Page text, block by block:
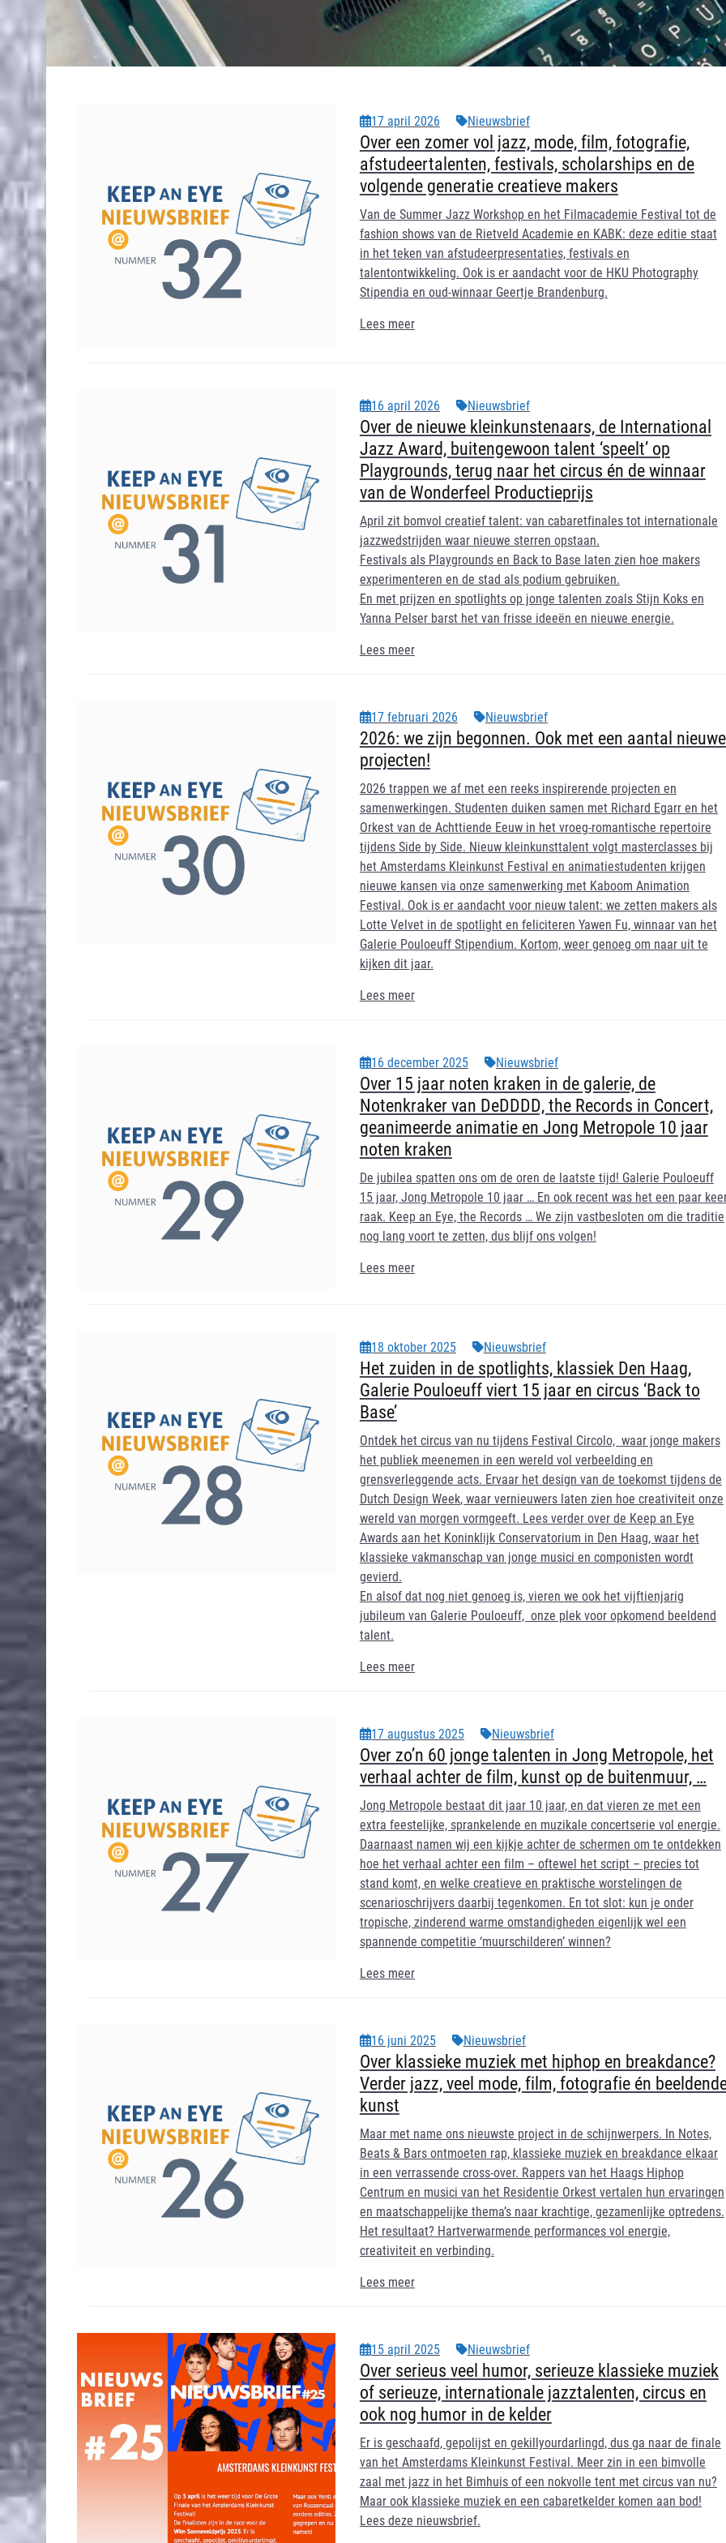
17 april 2026 Nieuwsbrief
Over een zomer vol jazz, mode, film, fotografie,
afstudeertalenten, festivals, scholarships en de
volgende generatie creatieve makers
Van de Summer Jazz Workshop en het Filmacademie Festival tot de
fashion shows van de Rietveld Academie en KABK: deze editie staat
in het teken van afstudeerpresentaties, festivals en
talentontwikkeling. Ook is er aandacht voor de HKU Photography
Stipendia en oud-winnaar Geertje Brandenburg.
Lees meer
16 april 2026 Nieuwsbrief
Over de nieuwe kleinkunstenaars, de International
Jazz Award, buitengewoon talent ‘speelt’ op
Playgrounds, terug naar het circus én de winnaar
van de Wonderfeel Productieprijs
April zit bomvol creatief talent: van cabaretfinales tot internationale
jazzwedstrijden waar nieuwe sterren opstaan.
Festivals als Playgrounds en Back to Base laten zien hoe makers
experimenteren en de stad als podium gebruiken.
En met prijzen en spotlights op jonge talenten zoals Stijn Koks en
Yanna Pelser barst het van frisse ideeën en nieuwe energie.
Lees meer
17 februari 2026 Nieuwsbrief
2026: we zijn begonnen. Ook met een aantal nieuwe
projecten!
2026 trappen we af met een reeks inspirerende projecten en
samenwerkingen. Studenten duiken samen met Richard Egarr en het
Orkest van de Achttiende Eeuw in het vroeg-romantische repertoire
tijdens Side by Side. Nieuw kleinkunsttalent volgt masterclasses bij
het Amsterdams Kleinkunst Festival en animatiestudenten krijgen
nieuwe kansen via onze samenwerking met Kaboom Animation
Festival. Ook is er aandacht voor nieuw talent: we zetten makers als
Lotte Velvet in de spotlight en feliciteren Yawen Fu, winnaar van het
Galerie Pouloeuff Stipendium. Kortom, weer genoeg om naar uit te
kijken dit jaar.
Lees meer
16 december 2025 Nieuwsbrief
Over 15 jaar noten kraken in de galerie, de
Notenkraker van DeDDDD, the Records in Concert,
geanimeerde animatie en Jong Metropole 10 jaar
noten kraken
De jubilea spatten ons om de oren de laatste tijd! Galerie Pouloeuff
15 jaar, Jong Metropole 10 jaar … En ook recent was het een paar
raak. Keep an Eye, the Records … We zijn vastbesloten om die traditie
nog lang voort te zetten, dus blijf ons volgen!
Lees meer
18 oktober 2025 Nieuwsbrief
Het zuiden in de spotlights, klassiek Den Haag,
Galerie Pouloeuff viert 15 jaar en circus ‘Back to
Base’
Ontdek het circus van nu tijdens Festival Circolo, waar jonge makers
het publiek meenemen in een wereld vol verbeelding en
grensverleggende acts. Ervaar hetdesign van de toekomsttijdens de
Dutch Design Week, waar vernieuwers laten zien hoe creativiteit onze
wereld van morgen vormgeeft. Lees verder over de Keep an Eye
Awardsaan het Koninklijk Conservatorium in Den Haag, waar het
klassieke vakmanschap van jonge musici en componisten wordt
gevierd.
En alsof dat nog niet genoeg is, vieren we ook hetvijftienjarig
jubileum van Galerie Pouloeuff, onze plek voor opkomend beeldend
talent.
Lees meer
17 augustus 2025 Nieuwsbrief
Over zo’n 60 jonge talenten in Jong Metropole, het
verhaal achter de film, kunst op de buitenmuur, …
Jong Metropole bestaat dit jaar 10 jaar, en dat vieren ze met een
extra feestelijke, sprankelende en muzikale concertserie vol energie.
Daarnaast namen wij een kijkje achter de schermen om te ontdekken
hoe het verhaal achter een film – oftewel het script – precies tot
stand komt, en welke creatieve en praktische worstelingen de
scenarioschrijvers daarbij tegenkomen. En tot slot: kun je onder
tropische, zinderend warme omstandigheden eigenlijk wel een
spannende competitie ‘muurschilderen’ winnen?
Lees meer
16 juni 2025 Nieuwsbrief
Over klassieke muziek met hiphop en breakdance?
Verder jazz, veel mode, film, fotografie én
kunst
Maar met name ons nieuwste project in de schijnwerpers. In Notes,
Beats & Bars ontmoeten rap, klassieke muziek en breakdance elkaar
in een verrassende cross-over. Rappers van het Haags Hiphop
Centrum en musici van het Residentie Orkest vertalen hun ervaringen
en maatschappelijke thema’s naar krachtige, gezamenlijke optredens.
Het resultaat? Hartverwarmende performances vol energie,
creativiteit en verbinding.
Lees meer
15 april 2025 Nieuwsbrief
Over serieus veel humor, serieuze klassieke muziek
of serieuze, internationale jazztalenten, circus en
ook nog humor in de kelder
Er is geschaafd, gepolijst en gekillyourdarlingd, dus ga naar de finale
van het Amsterdams Kleinkunst Festival. Meer zin in een bimvolle
zaal met jazz in het Bimhuis of een nokvolle tent met circus van nu?
Maar ook klassieke muziek en een cabaretkelder komen aan bod!
Lees deze nieuwsbrief.